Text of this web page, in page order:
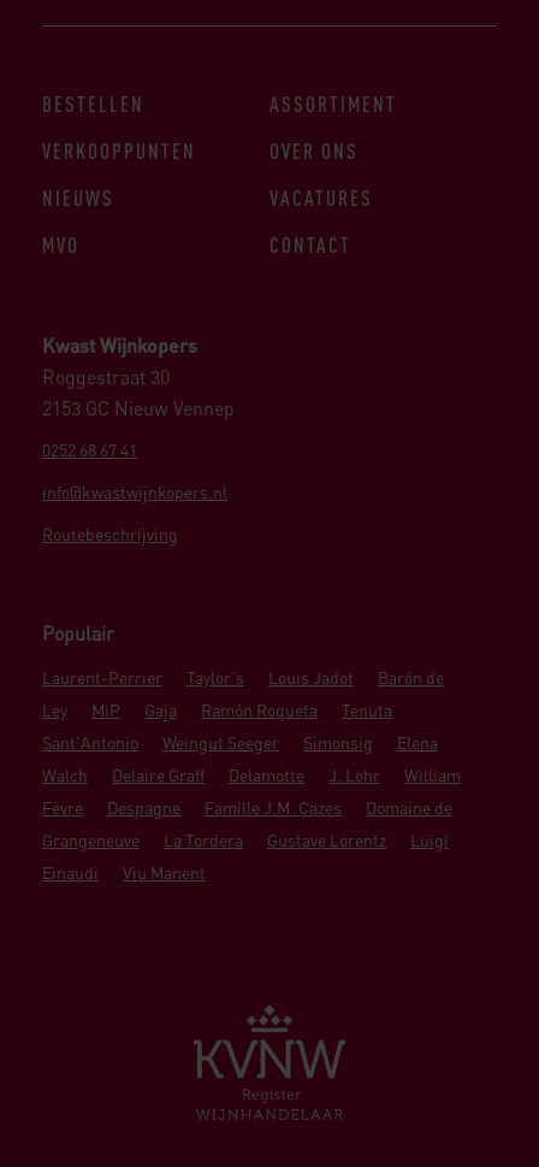
Kwast Wijnkopers
Roggestraat 30
2153 GC Nieuw Vennep
0252 68 67 41
info@kwastwijnkopers.nl
Routebeschrijving
Populair
Laurent-Perrier Taylor's Louis Jadot
Barón de
Ley
MiP Gaja Ramón Roqueta
Tenuta
Sant'Antonio
Weingut Seeger Simonsig
Elena
Walch
Delaire Graff Delamotte J. Lohr
William
Fèvre
Despagne Famille J.M. Cazes
Domaine de
Grangeneuve
La Tordera Gustave Lorentz
Luigi
Einaudi
Viu Manent
BESTELLEN
ASSORTIMENT
VERKOOPPUNTEN
OVER ONS
NIEUWS
VACATURES
MVO
CONTACT